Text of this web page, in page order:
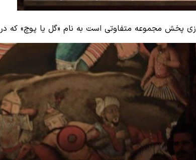
است به نام «گل یا پوچ» که در 12 قسمت به زودی از نمایش خانگی پخش خواهد شد.